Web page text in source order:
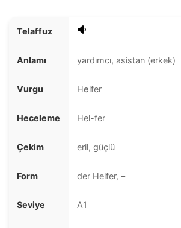
Telaffuz
Anlamı yardımcı, asistan (erkek)
Vurgu Helfer
Heceleme Hel-fer
Çekim eril, güçlü
Form der Helfer, –
Seviye A1